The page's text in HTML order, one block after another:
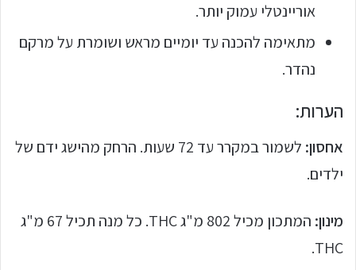
אוריינטלי עמוק יותר.
מתאימה להכנה עד יומיים מראש ושומרת על מרקם
נהדר.
הערות:
אחסון:
לשמור במקרר עד 72 שעות. הרחק מהישג ידם של
ילדים.
מינון:
המתכון מכיל 802 מ"ג THC. כל מנה תכיל 67 מ"ג
THC.